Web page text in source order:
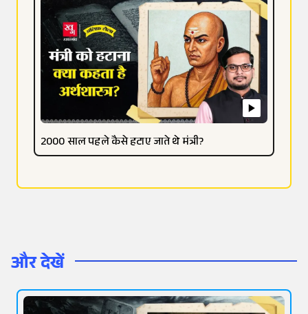
2000 साल पहले कैसे हटाए जाते थे मंत्री?
और देखें